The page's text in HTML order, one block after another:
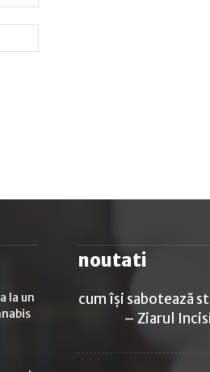
la un
noutati
cum își sabotează
– Ziarul